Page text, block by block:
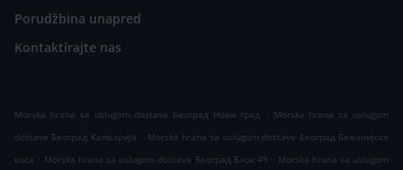
Porudžbina unapred
Kontaktirajte nas
Morska hrana sa uslugom dostave Београд Нови град . Morska hrana sa uslugom
dostave Београд Калварија . Morska hrana sa uslugom dostave Београд Бежанијска
коса . Morska hrana sa uslugom dostave Београд Блок 49 . Morska hrana sa uslugom